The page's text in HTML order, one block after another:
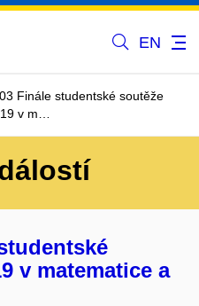
EN
Finále studentské soutěže
v m…
v matematice a